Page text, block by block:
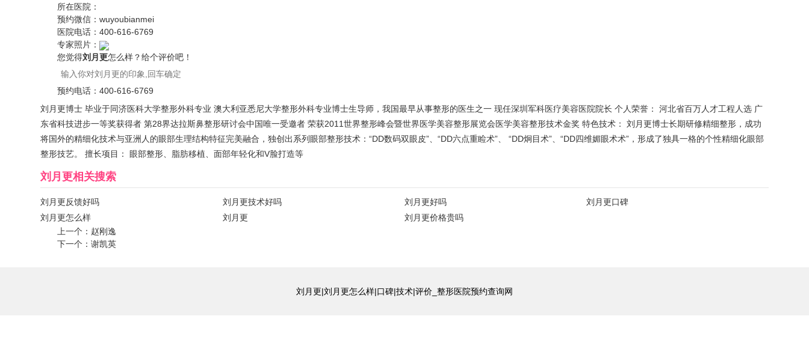
所在医院：
预约微信：wuyoubianmei
医院电话：400-616-6769
专家照片：
您觉得刘月更怎么样？给个评价吧！
预约电话：400-616-6769
刘月更博士 毕业于同济医科大学整形外科专业 澳大利亚悉尼大学整形外科专业博士生导师，我国最早从事整形的医生之一 现任深圳军科医疗美容医院院长 个人荣誉： 河北省百万人才工程人选 广
东省科技进步一等奖获得者 第28界达拉斯鼻整形研讨会中国唯一受邀者 荣获2011世界整形峰会暨世界医学美容整形展览会医学美容整形技术金奖 特色技术： 刘月更博士长期研修精细整形，成功
将国外的精细化技术与亚洲人的眼部生理结构特征完美融合，独创出系列眼部整形技术：“DD数码双眼皮”、“DD六点重睑术”、 “DD炯目术”、“DD四维媚眼术术”，形成了独具一格的个性精细化眼部
整形技艺。 擅长项目： 眼部整形、脂肪移植、面部年轻化和V脸打造等
刘月更相关搜索
刘月更反馈好吗 刘月更技术好吗 刘月更好吗
刘月更口碑
刘月更怎么样
刘月更
刘月更价格贵吗
上一个： 赵刚逸
下一个：谢凯英
刘月更|刘月更怎么样|口碑|技术|评价_整形医院预约查询网